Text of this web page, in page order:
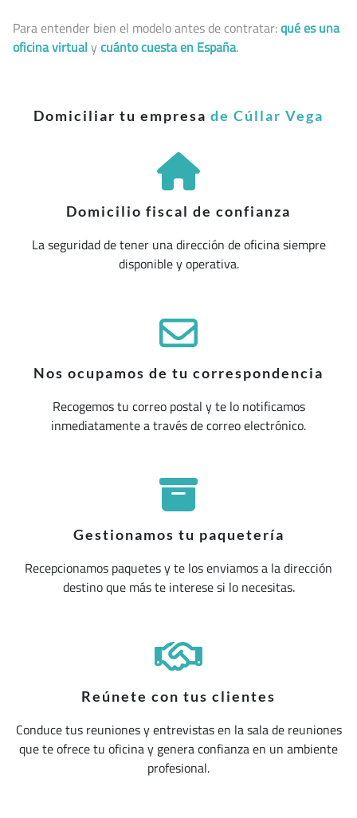
Para entender bien el modelo antes de contratar:qué es una
oficina virtual ycuánto cuesta en España.
Domiciliar tu empresa de Cúllar Vega
Domicilio fiscal de confianza
La seguridad de tener una dirección de oficina siempre
disponible y operativa.
Nos ocupamos de tu correspondencia
Recogemos tu correo postal y te lo notificamos
inmediatamente a través de correo electrónico.
Gestionamos tu paquetería
Recepcionamos paquetes y te los enviamos a la dirección
destino que más te interese si lo necesitas.
Reúnete con tus clientes
Conduce tus reuniones y entrevistas en la sala de reuniones
que te ofrece tu oficina y genera confianza en un ambiente
profesional.